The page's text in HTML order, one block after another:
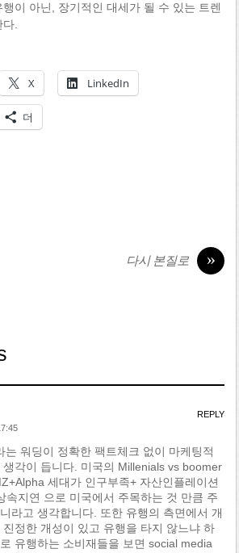
이 아닌, 장기적인 대세가 될 수 있는 트렌
다.
X LinkedIn
더
»
다시 본질로
는 워딩이 정확한 팩트체크 없이 마케팅적
생각이 듭니다. 미국의 Millenials vs boomer
세대가 인구부족+ 자산인플레이션
속지연 으로 미국에서 주목하는 것 만큼 주
라고 생각합니다. 또한 유행의 측면에서 개
정한 개성이 있고 유행을 타지 않느냐 하
유행하는 소비재들을 보면 social media
REPLY